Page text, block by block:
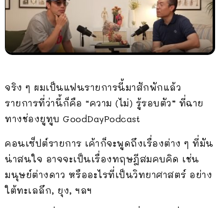
จริง ๆ ผมเป็นแฟนรายการนี้มาสักพักแล้ว
รายการที่ว่านี้ก็คือ “ความ (ไม่) รู้รอบตัว” ที่ฉาย
ทางช่องยูทูบ GoodDayPodcast
คอนเซ็ปต์รายการ เค้าก็จะพูดถึงเรื่องต่าง ๆ ที่มัน
น่าสนใจ อาจจะเป็นเรื่องทฤษฎีสมคบคิด เช่น
มนุษย์ต่างดาว หรืออะไรที่เป็นวิทยาศาสตร์ อย่าง
ใต้ทะเลลึก, ยุง, ฯลฯ